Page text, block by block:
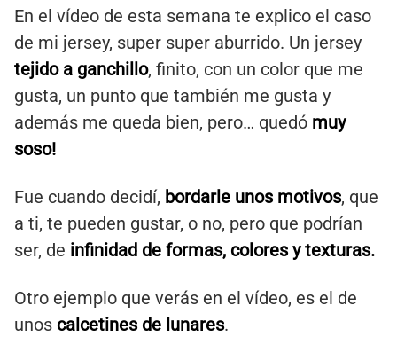
En el vídeo de esta semana te explico el caso
de mi jersey, super super aburrido. Un jersey
tejido a ganchillo, finito, con un color que me
gusta, un punto que también me gusta y
además me queda bien, pero… quedó muy
soso!
Fue cuando decidí, bordarle unos motivos, que
a ti, te pueden gustar, o no, pero que podrían
ser, de infinidad de formas, colores y texturas.
Otro ejemplo que verás en el vídeo, es el de
unos calcetines de lunares.